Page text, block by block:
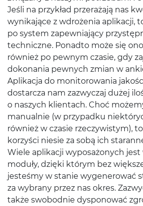
Jeśli na przykład przerażają nas
wynikające z wdrożenia aplikacji,
po system zapewniający
techniczne. Ponadto może się
również po pewnym czasie, gdy
dokonania pewnych zmian w
Aplikacja do monitorowania
dostarcza nam zazwyczaj dużej
o naszych klientach. Choć
manualnie (w przypadku
również w czasie rzeczywistym),
korzyści niesie za sobą ich
Wiele aplikacji wyposażonych
moduły, dzięki którym bez
jesteśmy w stanie wygenerować
za wybrany przez nas okres.
także swobodnie dysponować